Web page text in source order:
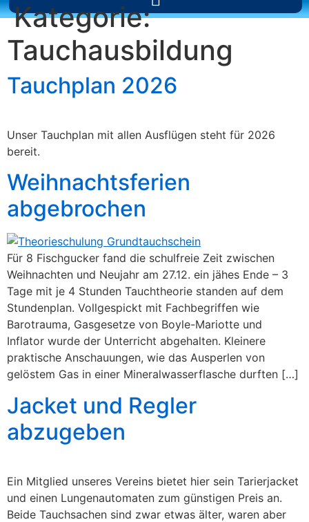
Zum
Inhalt
wechseln
Kategorie:
Tauchausbildung
Tauchplan 2026
Unser Tauchplan mit allen Ausflügen steht für 2026
bereit.
Weihnachtsferien
abgebrochen
Für 8 Fischgucker fand die schulfreie Zeit zwischen
Weihnachten und Neujahr am 27.12. ein jähes Ende – 3
Tage mit je 4 Stunden Tauchtheorie standen auf dem
Stundenplan. Vollgespickt mit Fachbegriffen wie
Barotrauma, Gasgesetze von Boyle-Mariotte und
Inflator wurde der Unterricht abgehalten. Kleinere
praktische Anschauungen, wie das Ausperlen von
gelöstem Gas in einer Mineralwasserflasche durften […]
Jacket und Regler
abzugeben
Ein Mitglied unseres Vereins bietet hier sein Tarierjacket
und einen Lungenautomaten zum günstigen Preis an.
Beide Tauchsachen sind zwar etwas älter, waren aber